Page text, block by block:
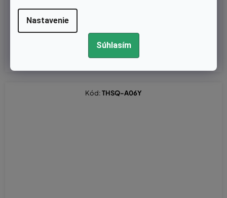
Nastavenie
Súhlasím
€1,54 bez DPH
Kód:THSQ-A06Y